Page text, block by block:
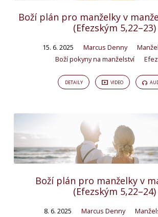
Boží plán pro manželky v
(Efezským 5,22–23)
15. 6. 2025 Marcus Denny
Boží pokyny na manželství
DETAILY VIDEO
Boží plán pro manželky v
(Efezským 5,22–24)
8. 6. 2025 Marcus Denny